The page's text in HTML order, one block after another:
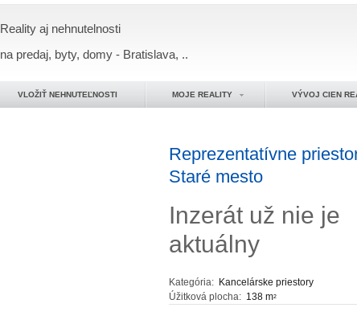
Reality aj nehnutelnosti
na predaj, byty, domy - Bratislava, ..
VLOŽIŤ NEHNUTEĽNOSTI MOJE REALITY VÝVOJ CIEN
Reprezentatívne
Staré mesto
Inzerát už nie je
aktuálny
Kategória: Kancelárske priestory
Úžitková plocha: 138 m2